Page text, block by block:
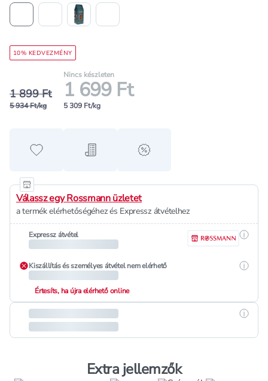
10% KEDVEZMÉNY
1 899 Ft
5 934 Ft/kg
Nincs készleten
1 699 Ft
5 309 Ft/kg
Hozzáadás a kedvencekhez
Hozzáadás a bevásárló listához
alert when on sale
Válassz egy Rossmann üzletet
a termék elérhetőségéhez és Expressz átvételhez
Expressz átvétel
Kiszállítás és személyes átvétel nem elérhető
Értesíts, ha újra elérhető online
Extra jellemzők